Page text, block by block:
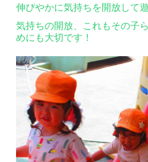
伸びやかに気持ちを開放して
気持ちの開放、これもその子
めにも大切です！